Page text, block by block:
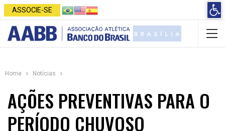
ASSOCIE-SE
Home Notícias
AÇÕES PREVENTIVAS PARA O
PERÍODO CHUVOSO